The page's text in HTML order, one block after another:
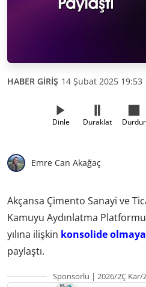
HABER GİRİŞ 14 Şubat 2025 19:53
Dinle Duraklat Durdur
Emre Can Akağaç
Akçansa Çimento Sanayi ve
Kamuyu Aydınlatma
yılına ilişkin konsolide
paylaştı.
Sponsorlu | 2026/2Ç Kar/